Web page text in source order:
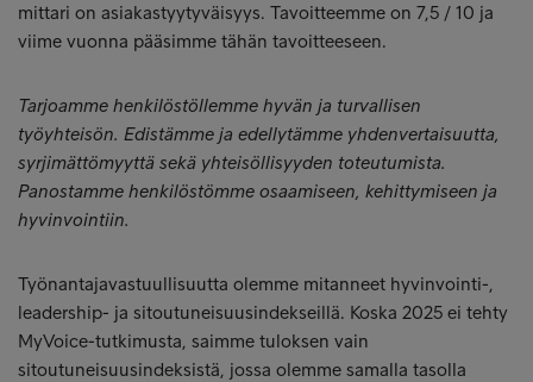
mittari on asiakastyytyväisyys. Tavoitteemme on 7,5 / 10 ja
viime vuonna pääsimme tähän tavoitteeseen.
Tarjoamme henkilöstöllemme hyvän ja turvallisen
työyhteisön. Edistämme ja edellytämme yhdenvertaisuutta,
syrjimättömyyttä sekä yhteisöllisyyden toteutumista.
Panostamme henkilöstömme osaamiseen, kehittymiseen ja
hyvinvointiin.
Työnantajavastuullisuutta olemme mitanneet hyvinvointi-,
leadership- ja sitoutuneisuusindekseillä. Koska 2025 ei tehty
MyVoice-tutkimusta, saimme tuloksen vain
sitoutuneisuusindeksistä, jossa olemme samalla tasolla